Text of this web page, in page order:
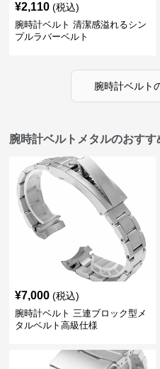
¥2,110 (税込)
腕時計ベルト 清潔感溢れるシン
プルラバーベルト
腕時計ベルト
腕時計ベルトメタルのおすす
¥7,000 (税込)
腕時計ベルト 三連ブロック型メ
タルベルト高級仕様